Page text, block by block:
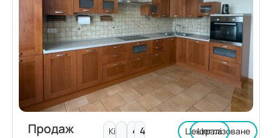
Продаж
Кімнат:4 4 Централізоване
Цегла